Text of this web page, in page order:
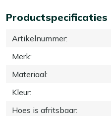
Productspecificaties
Artikelnummer:
Merk:
Materiaal:
Kleur:
Hoes is afritsbaar: